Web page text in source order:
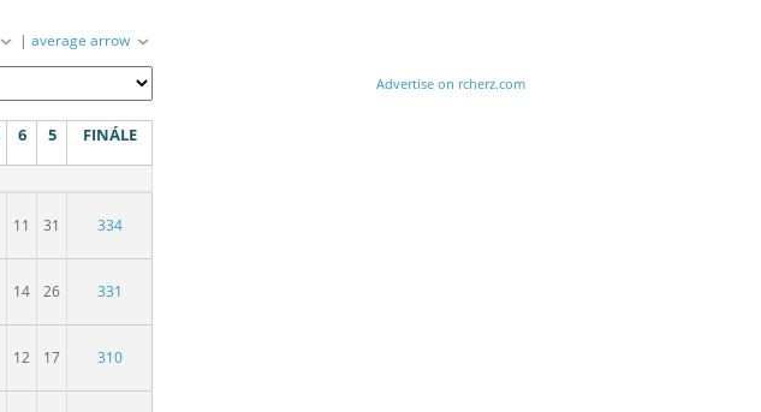
|average arrow
6 5 FINÁLE
11 31 334
14 26 331
12 17 310
Advertise on rcherz.com